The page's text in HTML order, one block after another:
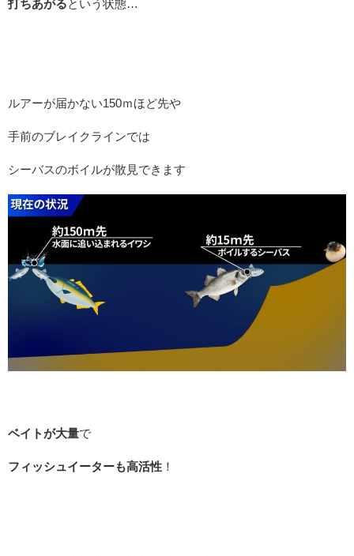
打ちあがるという状態…
ルアーが届かない150ｍほど先や
手前のブレイクラインでは
シーバスのボイルが散見できます
ベイトが大量で
フィッシュイーターも高活性 ！